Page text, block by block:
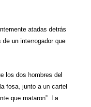
atadas detrás
un interrogador que
los dos hombres del
fosa, junto a un cartel
que mataron”. La